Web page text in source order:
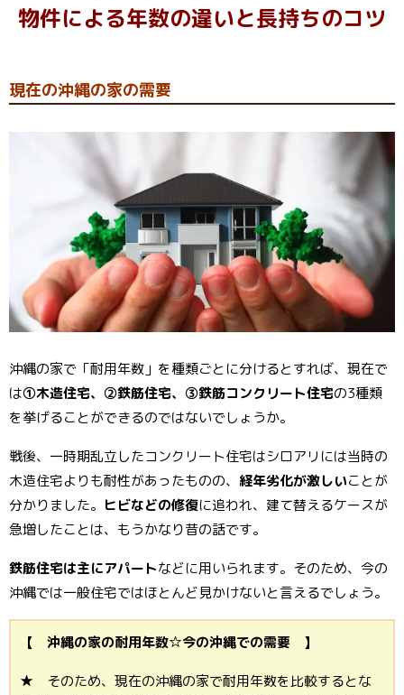
物件による年数の違いと長持ちのコツ
現在の沖縄の家の需要
沖縄の家で「耐用年数」を種類ごとに分けるとすれば、現在で
は①木造住宅、②鉄筋住宅、③鉄筋コンクリート住宅の3種類
を挙げることができるのではないでしょうか。
戦後、一時期乱立したコンクリート住宅はシロアリには当時の
木造住宅よりも耐性があったものの、 経年劣化が激しいことが
分かりました。 ヒビなどの修復に追われ、建て替えるケースが
急増したことは、もうかなり昔の話です。
鉄筋住宅は主にアパートなどに用いられます。そのため、今の
沖縄では一般住宅ではほとんど見かけないと言えるでしょう。
【 沖縄の家の耐用年数☆今の沖縄での需要 】
★ そのため、現在の沖縄の家で耐用年数を比較するとな